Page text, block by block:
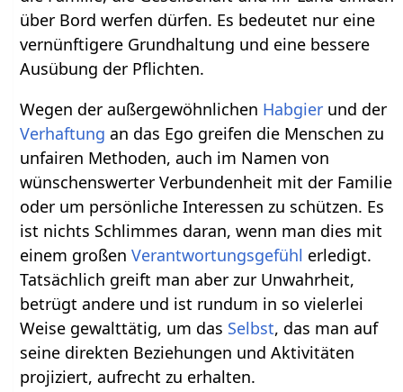
über Bord werfen dürfen. Es bedeutet nur eine
vernünftigere Grundhaltung und eine bessere
Ausübung der Pflichten.
Wegen der außergewöhnlichen Habgier und der
Verhaftung an das Ego greifen die Menschen zu
unfairen Methoden, auch im Namen von
wünschenswerter Verbundenheit mit der Familie
oder um persönliche Interessen zu schützen. Es
ist nichts Schlimmes daran, wenn man dies mit
einem großenVerantwortungsgefühl erledigt.
Tatsächlich greift man aber zur Unwahrheit,
betrügt andere und ist rundum in so vielerlei
Weise gewalttätig, um das Selbst, das man auf
seine direkten Beziehungen und Aktivitäten
projiziert, aufrecht zu erhalten.